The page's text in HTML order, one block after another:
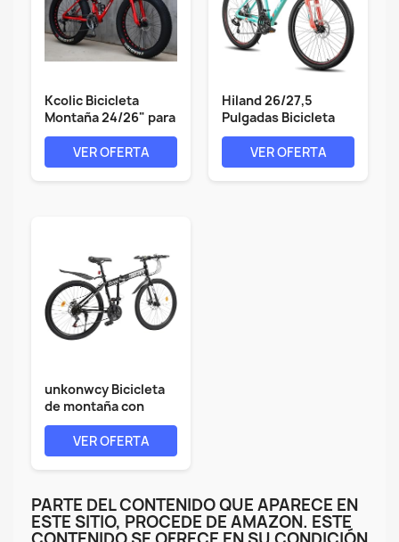
Kcolic Bicicleta
Montaña 24/26" para
Adultos,...
VER OFERTA
Hiland 26/27,5
Pulgadas Bicicleta
Montaña para...
VER OFERTA
unkonwcy Bicicleta
de montaña con
freno de...
VER OFERTA
PARTE DEL CONTENIDO QUE APARECE EN
ESTE SITIO, PROCEDE DE AMAZON. ESTE